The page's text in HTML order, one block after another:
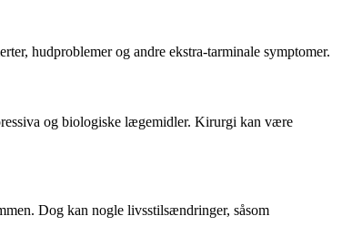
hudproblemer og andre ekstra-tarminale symptomer.
og biologiske lægemidler. Kirurgi kan være
Dog kan nogle livsstilsændringer, såsom